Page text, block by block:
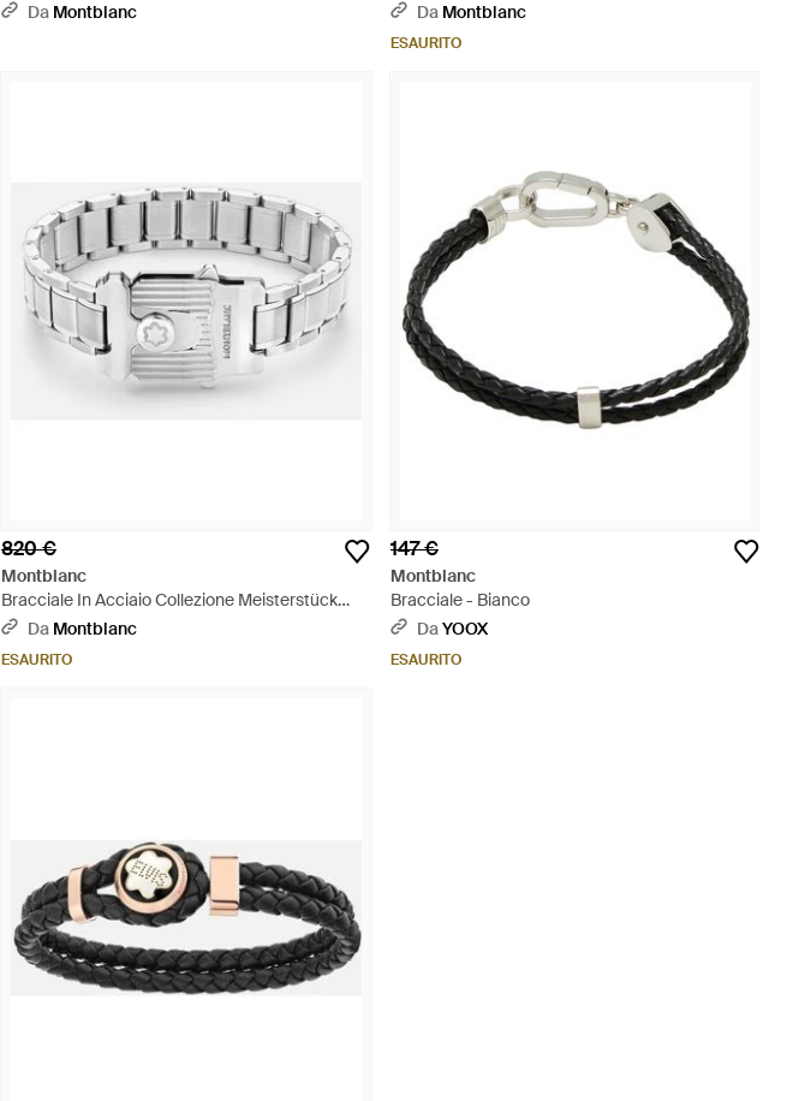
Da Montblanc
Da Montblanc
ESAURITO
820 €
Montblanc
Bracciale In Acciaio Collezione Meisterstück
Glacier - Metallizzato
Da Montblanc
ESAURITO
147 €
Montblanc
Bracciale - Bianco
DaYOOX
ESAURITO